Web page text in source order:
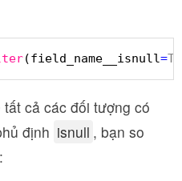
(field_name__isnull=
tất cả các đối tượng có
định isnull , bạn so